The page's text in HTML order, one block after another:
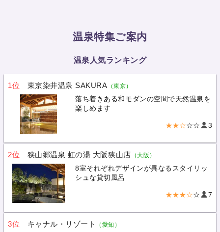
温泉特集ご案内
温泉人気ランキング
1位 東京染井温泉 SAKURA （東京）
落ち着きある和モダンの空間で天然温泉を
楽しめます
★★☆☆☆ 3
2位 狭山郷温泉 虹の湯 大阪狭山店 （大阪）
8室それぞれデザインが異なるスタイリッ
シュな貸切風呂
★★★☆☆ 7
3位 キャナル・リゾート （愛知）